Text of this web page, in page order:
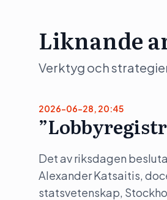
Liknande
Verktyg och
2026-06-28, 20:45
Det av riksdagen
Alexander Katsaitis,
statsvetenskap,